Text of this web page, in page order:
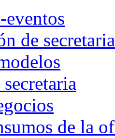
eventos
de
de la